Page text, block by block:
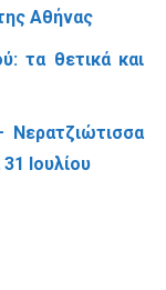
Αθήνας
τα θετικά και
Ιουλίου